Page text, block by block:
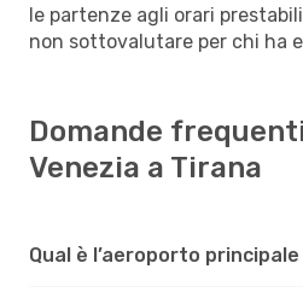
le partenze agli orari
non sottovalutare per chi ha
Domande
Venezia a Tirana
Qual è l’aeroporto